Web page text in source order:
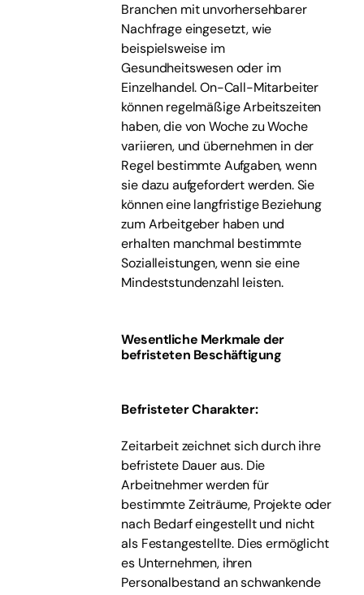
Branchen mit unvorhersehbarer
Nachfrage eingesetzt, wie
beispielsweise im
Gesundheitswesen oder im
Einzelhandel. On-Call-Mitarbeiter
können regelmäßige Arbeitszeiten
haben, die von Woche zu Woche
variieren, und übernehmen in der
Regel bestimmte Aufgaben, wenn
sie dazu aufgefordert werden. Sie
können eine langfristige Beziehung
zum Arbeitgeber haben und
erhalten manchmal bestimmte
Sozialleistungen, wenn sie eine
Mindeststundenzahl leisten.
Wesentliche Merkmale der
befristeten Beschäftigung
Befristeter Charakter:
Zeitarbeit zeichnet sich durch ihre
befristete Dauer aus. Die
Arbeitnehmer werden für
bestimmte Zeiträume, Projekte oder
nach Bedarf eingestellt und nicht
als Festangestellte. Dies ermöglicht
es Unternehmen, ihren
Personalbestand an schwankende